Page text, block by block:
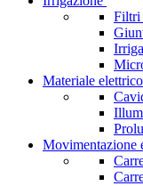
Filtri
Materiale elettrico
Movimentazione